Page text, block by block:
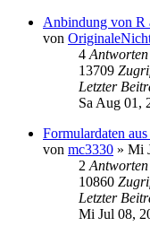
Anbindung von R
von
4 Antworten
13709
Letzter
Sa Aug 01,
Formulardaten
von mc3330 » Mi
2 Antworten
10860
Letzter
Mi Jul 08,